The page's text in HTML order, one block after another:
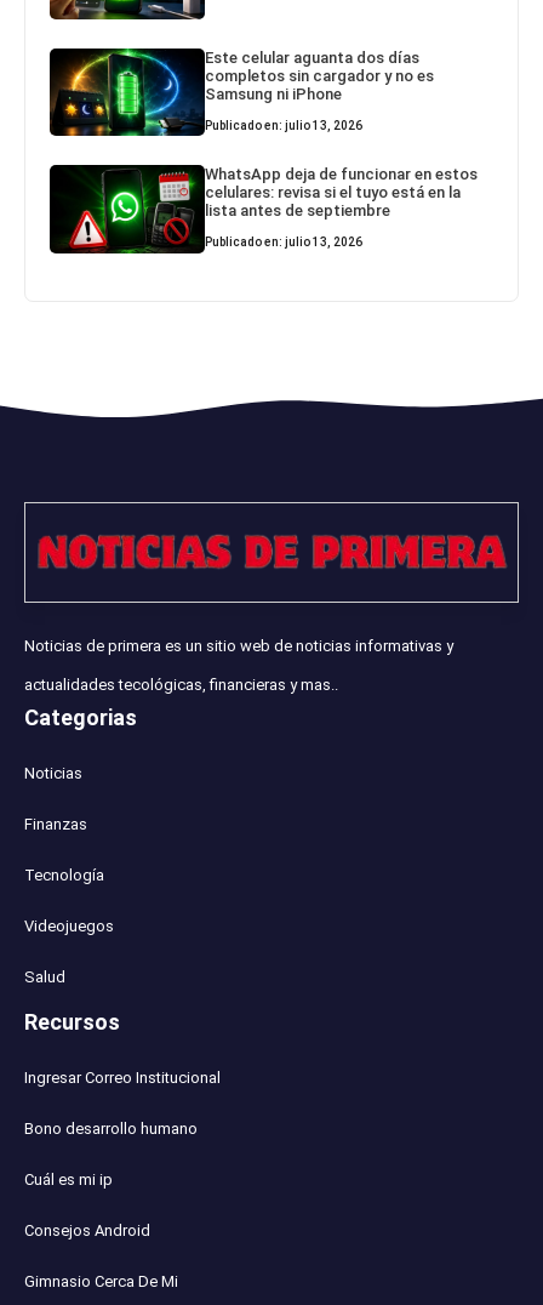
Este celular aguanta dos días
completos sin cargador y no es
Samsung ni iPhone
Publicado en: julio 13, 2026
WhatsApp deja de funcionar en estos
celulares: revisa si el tuyo está en la
lista antes de septiembre
Publicado en: julio 13, 2026
Noticias de primera es un sitio web de noticias informativas y
actualidades tecológicas, financieras y mas..
Categorias
Noticias
Finanzas
Tecnología
Videojuegos
Salud
Recursos
Ingresar Correo Institucional
Bono desarrollo humano
Cuál es mi ip
Consejos Android
Gimnasio Cerca De Mi